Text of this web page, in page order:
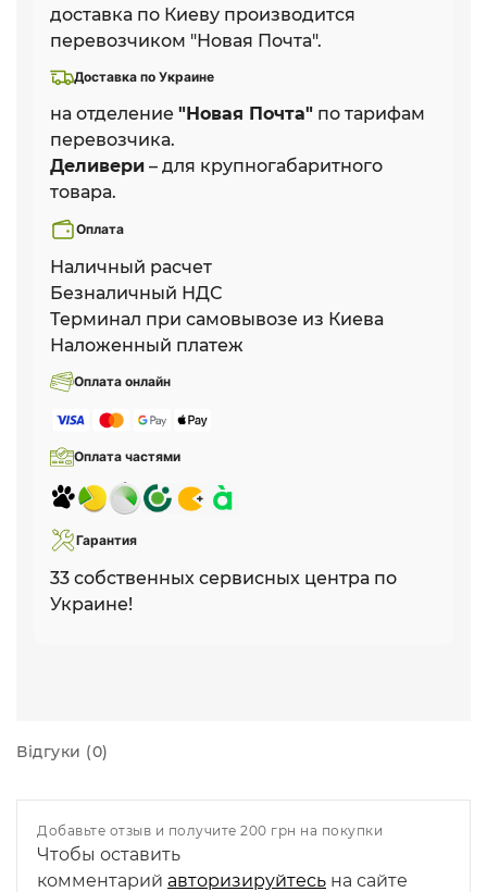
доставка по Киеву производится
перевозчиком "Новая Почта".
Доставка по Украине
на отделение "Новая Почта" по тарифам
перевозчика.
Деливери – для крупногабаритного
товара.
Оплата
Наличный расчет
Безналичный НДС
Терминал при самовывозе из Киева
Наложенный платеж
Оплата онлайн
Оплата частями
Гарантия
33 собственных сервисных центра по
Украине!
Відгуки (0)
Добавьте отзыв и получите 200 грн на покупки
Чтобы оставить
комментарий авторизируйтесь на сайте